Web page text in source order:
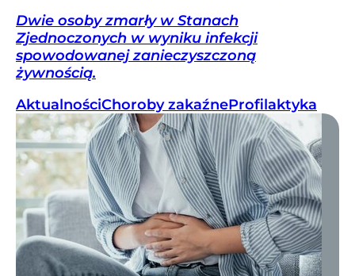
Dwie osoby zmarły w Stanach
Zjednoczonych w wyniku infekcji
spowodowanej zanieczyszczoną
żywnością.
AktualnościChoroby zakaźneProfilaktyka